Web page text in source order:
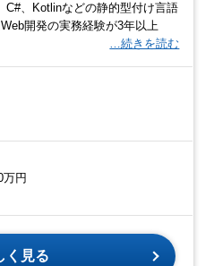
C#、Kotlinなどの静的型付け言語
開発の実務経験が3年以上
…続きを読む
万円
く見る